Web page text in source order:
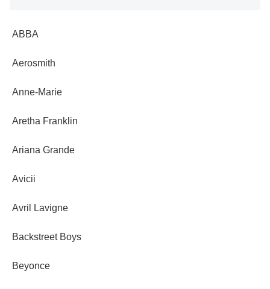
ABBA
Aerosmith
Anne-Marie
Aretha Franklin
Ariana Grande
Avicii
Avril Lavigne
Backstreet Boys
Beyonce